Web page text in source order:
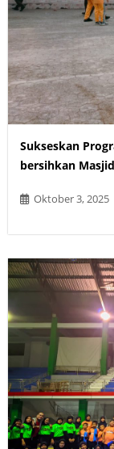
Sukseskan
bersihkan
Oktober 3, 2025